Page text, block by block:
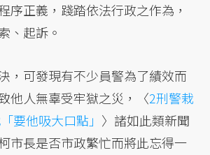
序正義，踐踏依法行政之作為，
、起訴。
，可發現有不少員警為了績效而
他人無辜受牢獄之災，〈2刑警栽
要他吸大口點」 〉諸如此類新聞
市長是否市政繁忙而將此忘得一